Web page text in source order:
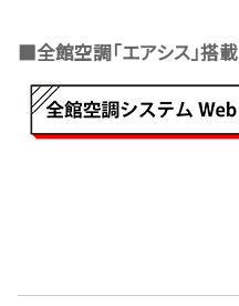
■全館空調「エアシス」搭載